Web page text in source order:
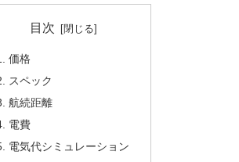
目次
価格
スペック
航続距離
電費
電気代シミュレーション